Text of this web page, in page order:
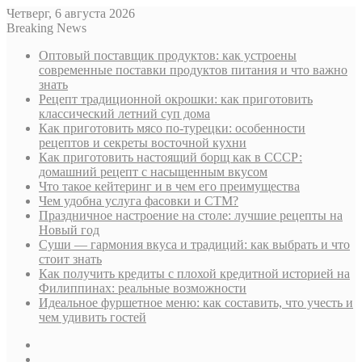
Четверг, 6 августа 2026
Breaking News
Оптовый поставщик продуктов: как устроены
современные поставки продуктов питания и что важно
знать
Рецепт традиционной окрошки: как приготовить
классический летний суп дома
Как приготовить мясо по-турецки: особенности
рецептов и секреты восточной кухни
Как приготовить настоящий борщ как в СССР:
домашний рецепт с насыщенным вкусом
Что такое кейтеринг и в чем его преимущества
Чем удобна услуга фасовки и СТМ?
Праздничное настроение на столе: лучшие рецепты на
Новый год
Суши — гармония вкуса и традиций: как выбрать и что
стоит знать
Как получить кредиты с плохой кредитной историей на
Филиппинах: реальные возможности
Идеальное фуршетное меню: как составить, что учесть и
чем удивить гостей